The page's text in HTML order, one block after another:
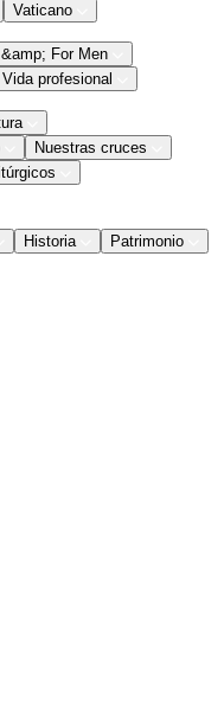
Vaticano
For Men
Vida profesional
Nuestras cruces
Historia
Patrimonio